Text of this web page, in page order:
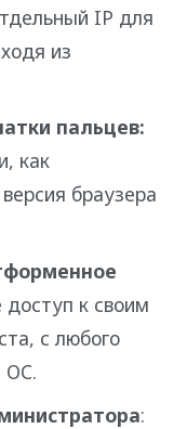
IP для
из
пальцев:
как
браузера
доступ к своим
с любого
ОС.
: